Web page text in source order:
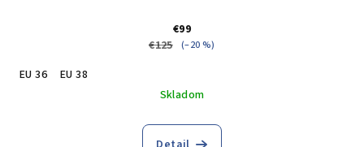
€99
€125 (–20 %)
EU 36
EU 38
Skladom